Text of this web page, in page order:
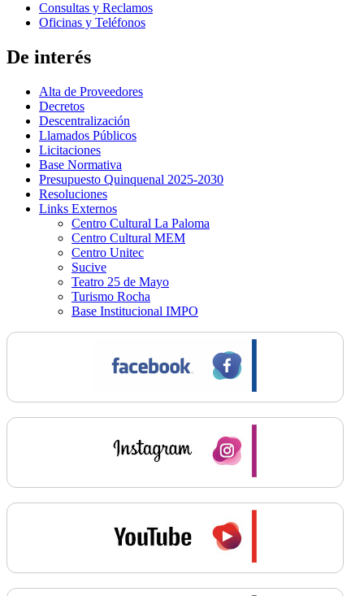
Consultas y Reclamos
Oficinas y Teléfonos
De interés
Alta de Proveedores
Decretos
Descentralización
Llamados Públicos
Licitaciones
Base Normativa
Presupuesto Quinquenal 2025-2030
Resoluciones
Links Externos
Centro Cultural La Paloma
Centro Cultural MEM
Centro Unitec
Sucive
Teatro 25 de Mayo
Turismo Rocha
Base Institucional IMPO